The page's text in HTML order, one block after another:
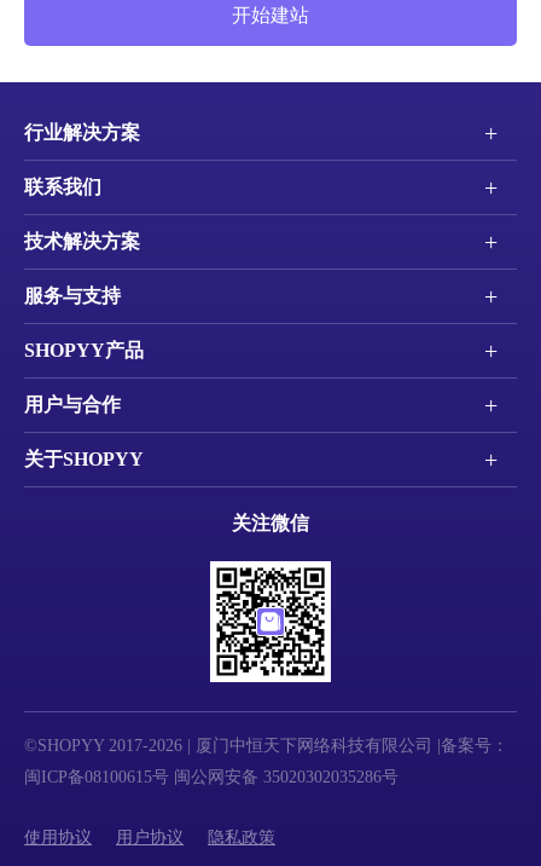
开始建站
行业解决方案 +
联系我们 +
技术解决方案 +
服务与支持 +
SHOPYY产品 +
用户与合作 +
关于SHOPYY +
关注微信
©SHOPYY 2017-2026 | 厦门中恒天下网络科技有限公司 |备案号：
闽ICP备08100615号 闽公网安备 35020302035286号
使用协议 用户协议 隐私政策